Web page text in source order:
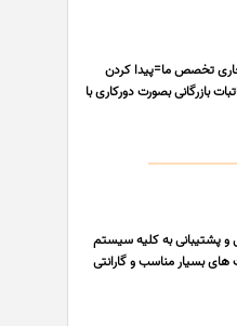
تخصص ما=پیدا کردن
بازرگانی بصورت دورکاری با
و پشتیبانی به کلیه سیستم
بسیار مناسب و گارانتی